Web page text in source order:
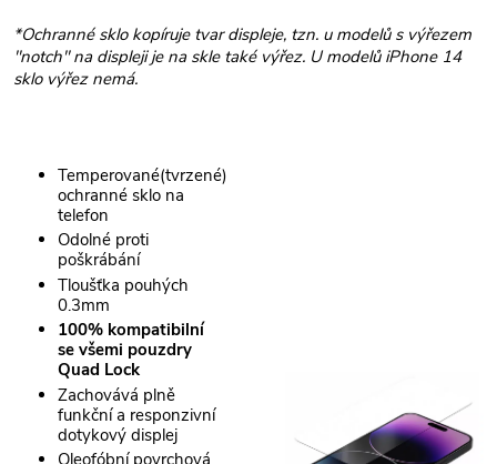
*Ochranné sklo kopíruje tvar displeje, tzn. u modelů s výřezem
"notch" na displeji je na skle také výřez. U modelů iPhone 14
sklo výřez nemá.
Temperované(tvrzené)
ochranné sklo na
telefon
Odolné proti
poškrábání
Tloušťka pouhých
0.3mm
100% kompatibilní
se všemi pouzdry
Quad Lock
Zachovává plně
funkční a responzivní
dotykový displej
Oleofóbní povrchová